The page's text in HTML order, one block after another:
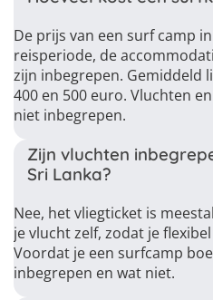
De prijs van een surf camp
reisperiode, de
zijn inbegrepen. Gemiddeld
400 en 500 euro. Vluchten
niet inbegrepen.
Zijn vluchten
Sri Lanka?
Nee, het vliegticket is
je vlucht zelf, zodat je
Voordat je een surfcamp
inbegrepen en wat niet.